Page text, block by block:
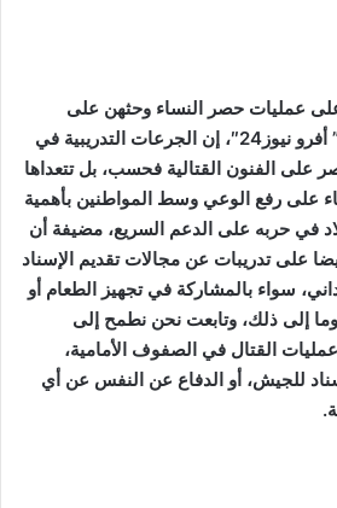
عمليات حصر النساء وحثهن على
المشاركة في التدريب لـ ” أفرو نيوز24″، إن الجرعات التدريبية في
على الفنون القتالية فحسب، بل تتعداها
على رفع الوعي وسط المواطنين بأهمية
في حربه على الدعم السريع، مضيفة أن
على تدريبات عن مجالات تقديم الإسناد
سواء بالمشاركة في تجهيز الطعام أو
إلى ذلك، وتابعت نحن نطمح إلى
القتال في الصفوف الأمامية،
للجيش، أو الدفاع عن النفس عن أي